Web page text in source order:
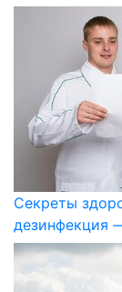
Секреты
дезинфекция